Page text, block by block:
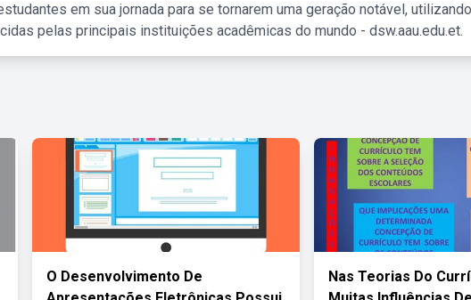
em sua jornada para se tornarem uma geração notável,
pelas principais instituições acadêmicas do mundo - dsw.aau.edu.et.
O Desenvolvimento De
Nas Teorias Do